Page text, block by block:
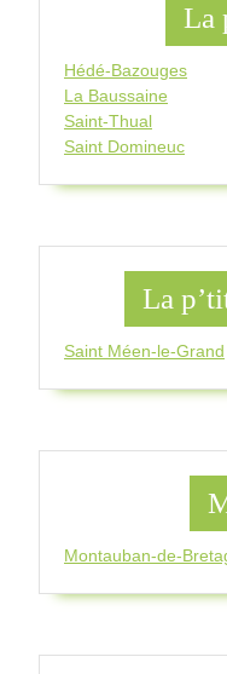
La
Hédé-Bazouges
La Baussaine
Saint-Thual
Saint Domineuc
La
Saint Méen-le-Grand
Montauban-de-